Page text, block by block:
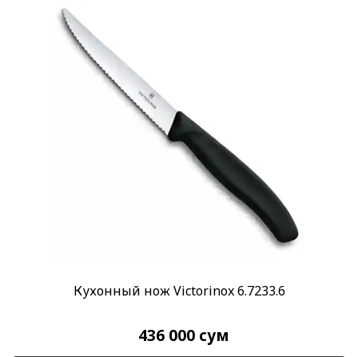
Кухонный нож Victorinox 6.7233.6
436 000 сум